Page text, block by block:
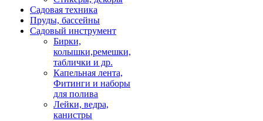
Садовая техника
Пруды, бассейны
Садовый инструмент
Бирки,
колышки,ремешки,
таблички и др.
Капельная лента,
Фитинги и наборы
для полива
Лейки, ведра,
канистры